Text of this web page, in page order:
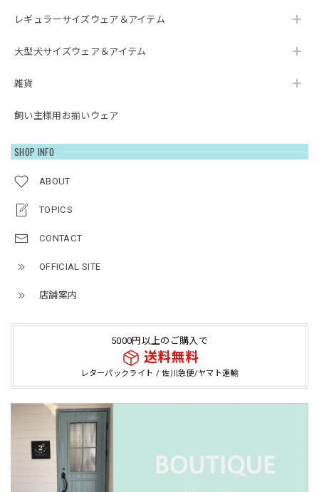
レギュラーサイズウェア＆アイテム
大型犬サイズウェア＆アイテム
雑貨
飼い主様用お揃いウェア
SHOP INFO
ABOUT
TOPICS
CONTACT
OFFICIAL SITE
店舗案内
5000円以上のご購入で
送料無料
レターパックライト / 佐川急便/ヤマト運輸